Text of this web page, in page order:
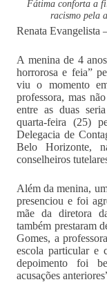
Fátima conforta a
racismo pela
Renata Evangelista
A menina de 4
horrorosa e feia”
viu o momento
professora, mas
entre as duas
quarta-feira (25)
Delegacia de
Belo Horizonte,
conselheiros
Além da menina,
presenciou e foi
mãe da diretora
também prestaram
Gomes, a
escola particular e
depoimento foi
acusações